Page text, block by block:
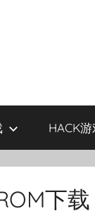
HACK游
下